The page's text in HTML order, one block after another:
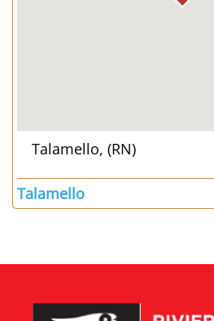
Talamello, (RN)
Talamello